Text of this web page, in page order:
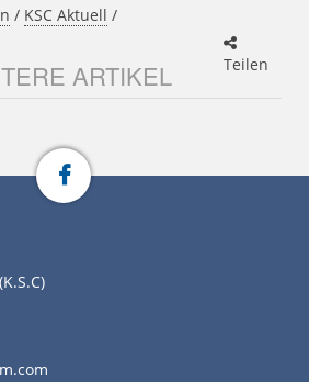
/ KSC Aktuell /
Teilen
ARTIKEL